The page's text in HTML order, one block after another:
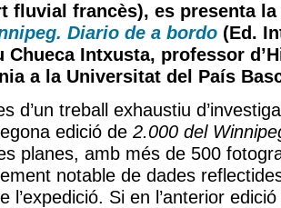
fluvial francès), es presenta
Diario de a bordo (Ed.
Chueca Intxusta, professor
a la Universitat del País
d’un treball exhaustiu
edició de 2.000 del
planes, amb més de 500
notable de dades
l’expedició. Si en l’anterior